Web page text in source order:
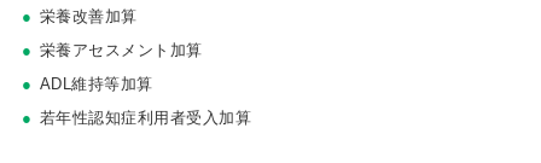
栄養改善加算
栄養アセスメント加算
ADL維持等加算
若年性認知症利用者受入加算